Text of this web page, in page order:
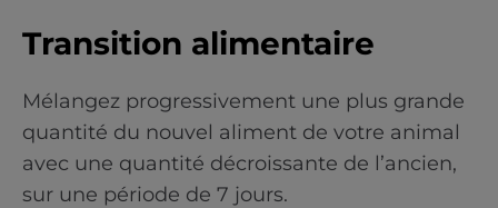
Transition alimentaire
Mélangez progressivement une plus grande
quantité du nouvel aliment de votre animal
avec une quantité décroissante de l’ancien,
sur une période de 7 jours.